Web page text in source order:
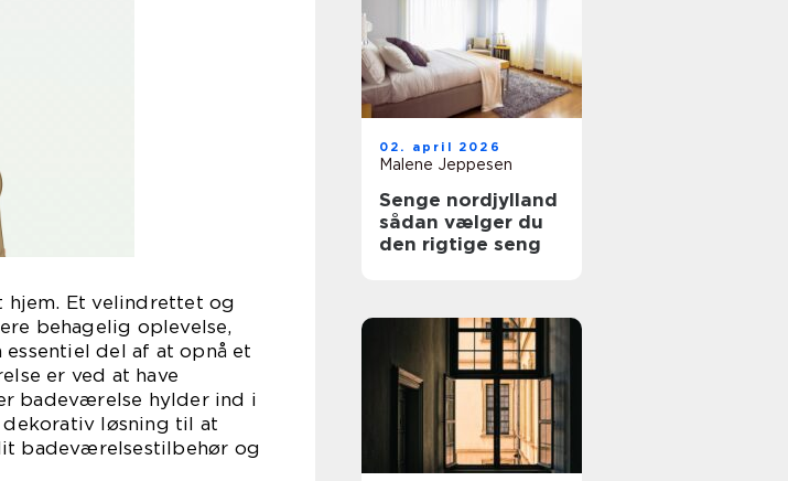
Et velindrettet og
behagelig oplevelse,
del af at opnå et
er ved at have
badeværelse hylder ind i
løsning til at
badeværelsestilbehør og
02. april 2026
Malene Jeppesen
Senge nordjylland
sådan vælger du
den rigtige seng